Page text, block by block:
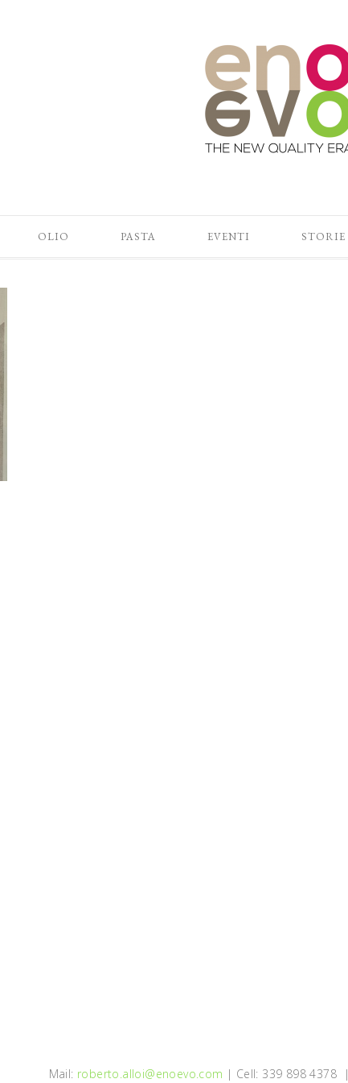
OLIO PASTA EVENTI STORIE
Mail: roberto.alloi@enoevo.com | Cell: 339 898 4378 |